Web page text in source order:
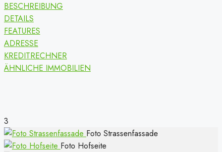
BESCHREIBUNG
DETAILS
FEATURES
ADRESSE
KREDITRECHNER
ÄHNLICHE IMMOBILIEN
3
Foto Strassenfassade
Foto Hofseite